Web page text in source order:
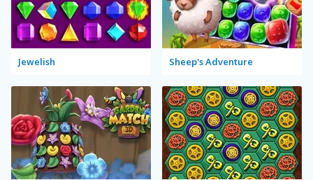
Jewelish Sheep's Adventure